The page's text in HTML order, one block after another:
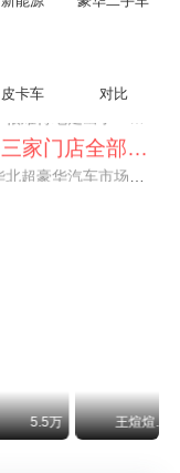
皮卡车 对比阿斯顿·马丁退出北京市场 三家门店全部关闭
不要伤了余承东的心！不内卷价格的华为，弥足珍贵！
5.5万 王煊煊的爱车日记